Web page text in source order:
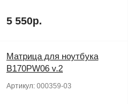
5 550р.
Матрица для ноутбука
B170PW06 v.2
Артикул: 000359-03